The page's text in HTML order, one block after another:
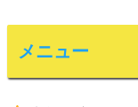
メニュー